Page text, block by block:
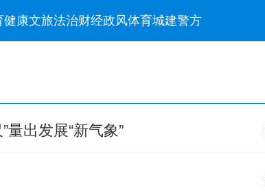
健康文旅法治财经政风体育城建警方
出发展“新气象”